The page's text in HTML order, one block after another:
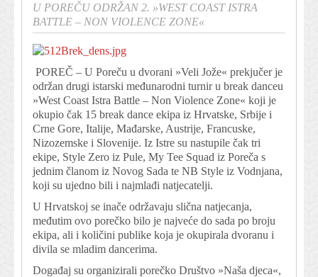
U POREČU ODRŽAN 2. »WEST COAST ISTRA
BATTLE – NON VIOLENCE ZONE«
POREČ – U Poreču u dvorani »Veli Jože« prekjučer je
održan drugi istarski međunarodni turnir u break danceu
»West Coast Istra Battle – Non Violence Zone« koji je
okupio čak 15 break dance ekipa iz Hrvatske, Srbije i
Crne Gore, Italije, Mađarske, Austrije, Francuske,
Nizozemske i Slovenije. Iz Istre su nastupile čak tri
ekipe, Style Zero iz Pule, My Tee Squad iz Poreča s
jednim članom iz Novog Sada te NB Style iz Vodnjana,
koji su ujedno bili i najmlađi natjecatelji.
U Hrvatskoj se inače održavaju slična natjecanja,
međutim ovo porečko bilo je najveće do sada po broju
ekipa, ali i količini publike koja je okupirala dvoranu i
divila se mladim dancerima.
Događaj su organizirali porečko Društvo »Naša djeca«,